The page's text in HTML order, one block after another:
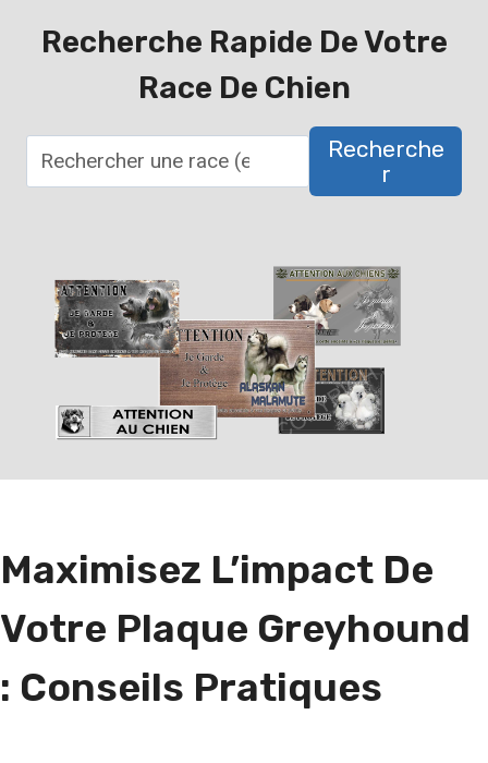
Recherche Rapide De Votre
Race De Chien
e
a
e
Recherche
R
Maximisez L’impact De
Votre Plaque Greyhound
: Conseils Pratiques